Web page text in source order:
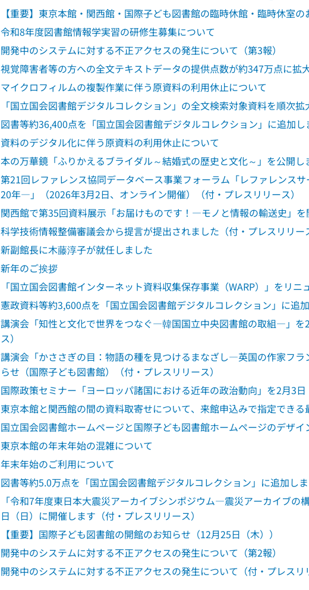
【重要】東京本館・関西館・国際子ども図書館の臨時休館・臨時休室の
令和8年度図書館情報学実習の研修生募集について
開発中のシステムに対する不正アクセスの発生について（第3報）
視覚障害者等の方への全文テキストデータの提供点数が約347万点に拡
マイクロフィルムの複製作業に伴う原資料の利用休止について
「国立国会図書館デジタルコレクション」の全文検索対象資料を順次拡
図書等約36,400点を「国立国会図書館デジタルコレクション」に追加し
資料のデジタル化に伴う原資料の利用休止について
本の万華鏡「ふりかえるブライダル～結婚式の歴史と文化～」を公開し
第21回レファレンス協同データベース事業フォーラム「レファレンス
20年―」（2026年3月2日、オンライン開催）（付・プレスリリース）
関西館で第35回資料展示「お届けものです！―モノと情報の輸送史」を
科学技術情報整備審議会から提言が提出されました（付・プレスリリー
新副館長に木藤淳子が就任しました
新年のご挨拶
「国立国会図書館インターネット資料収集保存事業（WARP）」をリニ
憲政資料等約3,600点を「国立国会図書館デジタルコレクション」に追
講演会「知性と文化で世界をつなぐ―韓国国立中央図書館の取組―」を
ス）
講演会「かささぎの目：物語の種を見つけるまなざし―英国の作家フ
らせ（国際子ども図書館）（付・プレスリリース）
国際政策セミナー「ヨーロッパ諸国における近年の政治動向」を2月3
東京本館と関西館の間の資料取寄せについて、来館申込みで指定でき
国立国会図書館ホームページと国際子ども図書館ホームページのデザイ
東京本館の年末年始の混雑について
年末年始のご利用について
図書等約5.0万点を「国立国会図書館デジタルコレクション」に追加し
「令和7年度東日本大震災アーカイブシンポジウム―震災アーカイブ
日（日）に開催します（付・プレスリリース）
【重要】国際子ども図書館の開館のお知らせ（12月25日（木））
開発中のシステムに対する不正アクセスの発生について（第2報）
開発中のシステムに対する不正アクセスの発生について（付・プレスリ